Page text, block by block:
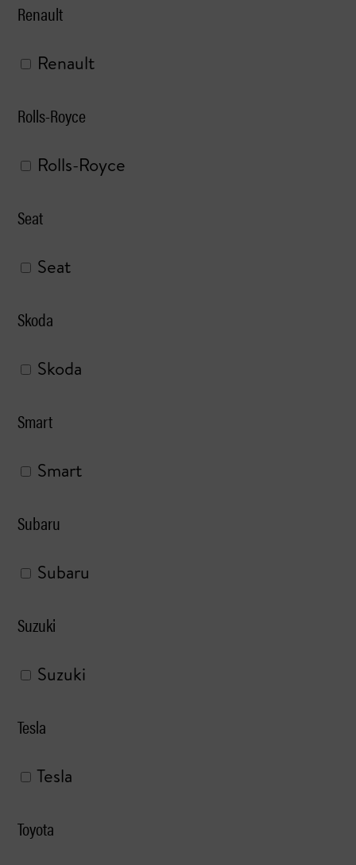
Renault
Renault
Rolls-Royce
Rolls-Royce
Seat
Seat
Skoda
Skoda
Smart
Smart
Subaru
Subaru
Suzuki
Suzuki
Tesla
Tesla
Toyota